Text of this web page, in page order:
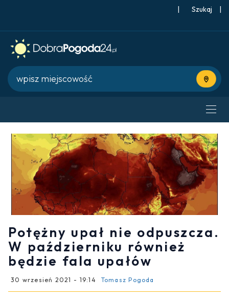
| |
Użyj
Potężny upał nie odpuszcza.
W październiku również
będzie fala upałów
30 wrzesień 2021 - 19:14 Tomasz Pogoda